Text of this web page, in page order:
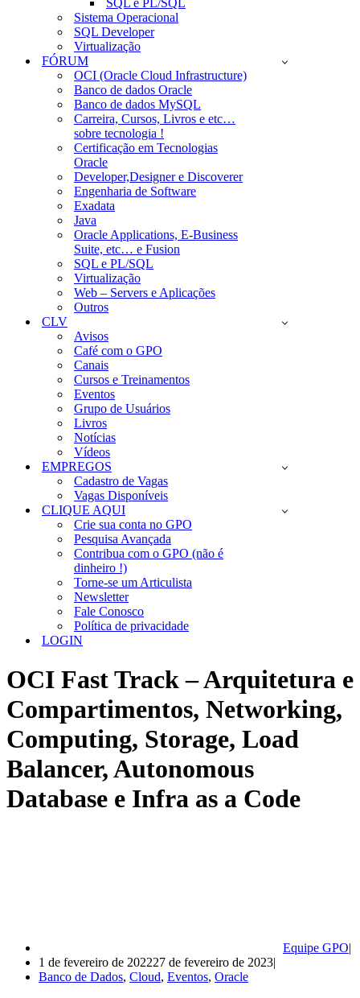
SQL e PL/SQL
Sistema Operacional
SQL Developer
Virtualização
FÓRUM
OCI (Oracle Cloud Infrastructure)
Banco de dados Oracle
Banco de dados MySQL
Carreira, Cursos, Livros e etc…
sobre tecnologia !
Certificação em Tecnologias
Oracle
Developer,Designer e Discoverer
Engenharia de Software
Exadata
Java
Oracle Applications, E-Business
Suite, etc… e Fusion
SQL e PL/SQL
Virtualização
Web – Servers e Aplicações
Outros
CLV
Avisos
Café com o GPO
Canais
Cursos e Treinamentos
Eventos
Grupo de Usuários
Livros
Notícias
Vídeos
EMPREGOS
Cadastro de Vagas
Vagas Disponíveis
CLIQUE AQUI
Crie sua conta no GPO
Pesquisa Avançada
Contribua com o GPO (não é
dinheiro !)
Torne-se um Articulista
Newsletter
Fale Conosco
Política de privacidade
LOGIN
OCI Fast Track – Arquitetura e
Compartimentos, Networking,
Computing, Storage, Load
Balancer, Autonomous
Database e Infra as a Code
Equipe GPO
1 de fevereiro de 202227 de fevereiro de 2023
Banco de Dados, Cloud, Eventos, Oracle